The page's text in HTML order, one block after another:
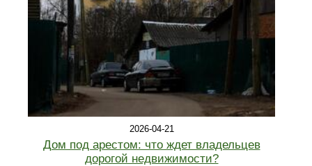
2026-04-21
Дом под арестом: что ждет владельцев
дорогой недвижимости?